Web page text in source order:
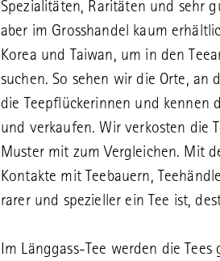
Spezialitäten, Raritäten und sehr
aber im Grosshandel kaum
Korea und Taiwan, um in den
suchen. So sehen wir die Orte, an
die Teepflückerinnen und kennen
und verkaufen. Wir verkosten die
Muster mit zum Vergleichen. Mit
Kontakte mit Teebauern,
rarer und spezieller ein Tee ist,
Im Länggass-Tee werden die